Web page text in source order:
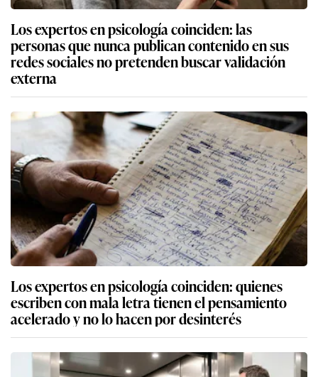
Los expertos en psicología coinciden: las
personas que nunca publican contenido en sus
redes sociales no pretenden buscar validación
externa
Los expertos en psicología coinciden: quienes
escriben con mala letra tienen el pensamiento
acelerado y no lo hacen por desinterés